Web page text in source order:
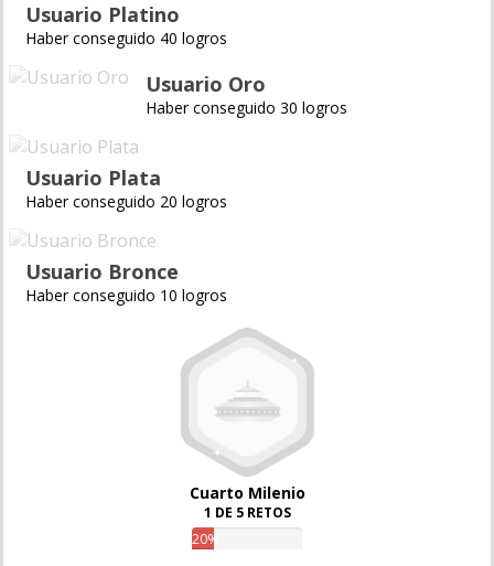
Usuario Platino
Haber conseguido 40 logros
Usuario Oro
Haber conseguido 30 logros
Usuario Plata
Haber conseguido 20 logros
Usuario Bronce
Haber conseguido 10 logros
Cuarto Milenio
1 DE 5 RETOS
20%